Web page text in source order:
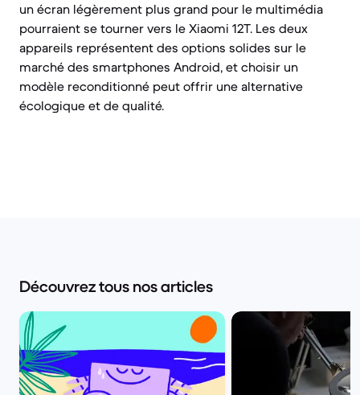
un écran légèrement plus grand pour le multimédia
pourraient se tourner vers le Xiaomi 12T. Les deux
appareils représentent des options solides sur le
marché des smartphones Android, et choisir un
modèle reconditionné peut offrir une alternative
écologique et de qualité.
Découvrez tous nos articles